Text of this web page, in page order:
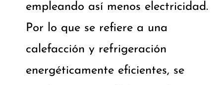
empleando así menos electricidad.
Por lo que se refiere a una
calefacción y refrigeración
energéticamente eficientes, se